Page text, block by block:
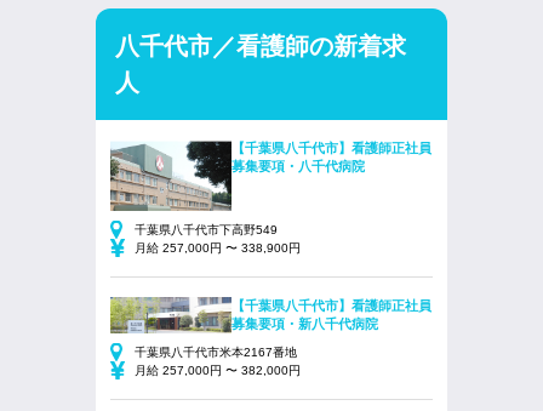
八千代市／看護師の新着求
人
【千葉県八千代市】看護師正社員
募集要項・八千代病院
千葉県八千代市下高野549
月給 257,000円 〜 338,900円
【千葉県八千代市】看護師正社員
募集要項・新八千代病院
千葉県八千代市米本2167番地
月給 257,000円 〜 382,000円